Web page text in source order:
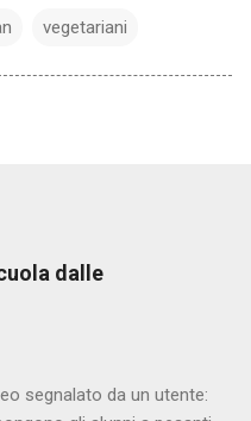
vegetariani
dalle
segnalato da un utente: